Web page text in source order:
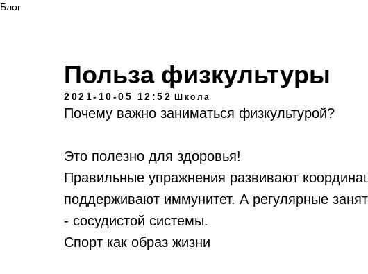
Блог
Польза физкультуры
2021-10-05 12:52 Школа
Почему важно заниматься физкультурой?
Это полезно для здоровья!
Правильные упражнения развивают
поддерживают иммунитет. А регулярные
- сосудистой системы.
Спорт как образ жизни